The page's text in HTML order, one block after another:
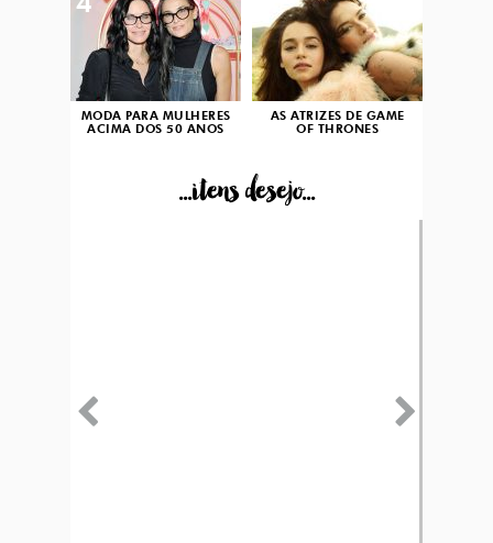
MODA PARA MULHERES
ACIMA DOS 50 ANOS
4
AS ATRIZES DE GAME
OF THRONES
...itens desejo...